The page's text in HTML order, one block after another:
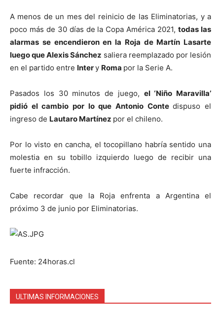
A menos de un mes del reinicio de las Eliminatorias, y a
poco más de 30 días de la Copa América 2021,todas las
alarmas se encendieron en la Roja de Martín Lasarte
luego que Alexis Sánchez saliera reemplazado por lesión
en el partido entre Intery Roma por la Serie A.
Pasados los 30 minutos de juego, el ‘Niño Maravilla’
pidió el cambio por lo que Antonio Contedispuso el
ingreso de Lautaro Martínez por el chileno.
Por lo visto en cancha, el tocopillano habría sentido una
molestia en su tobillo izquierdo luego de recibir una
fuerte infracción.
Cabe recordar que la Roja enfrenta a Argentina el
próximo 3 de junio por Eliminatorias.
Fuente: 24horas.cl
ULTIMAS INFORMACIONES